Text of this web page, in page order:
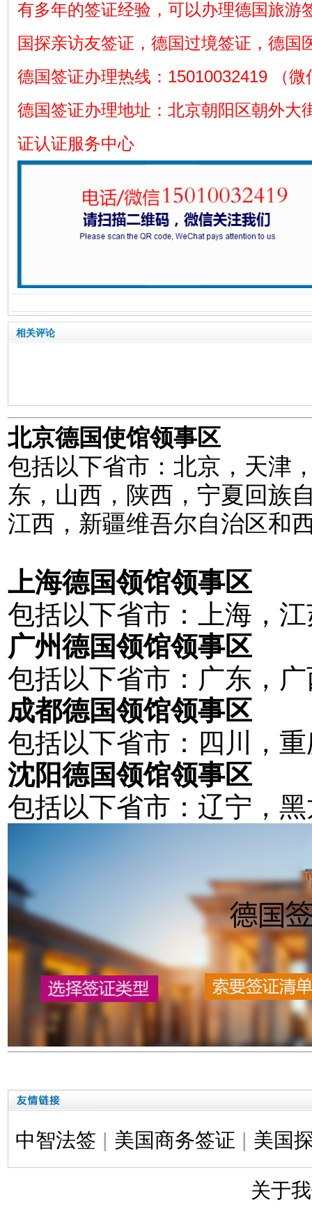
有多年的签证经验，可以办理德国旅游
国探亲访友签证，德国过境签证，德国
德国签证办理热线：15010032419 （
德国签证办理地址：北京朝阳区朝外大
证认证服务中心
相关评论
北京德国使馆领事区
包括以下省市：北京，天津
东，山西，陕西，宁夏回族
江西，新疆维吾尔自治区和
上海德国领馆领事区
包括以下省市：上海，
广州德国领馆领事区
包括以下省市：广东，
成都德国领馆领事区
包括以下省市：四川，
沈阳德国领馆领事区
包括以下省市：辽宁，
中智法签 | 美国商务签证 | 美国
关于